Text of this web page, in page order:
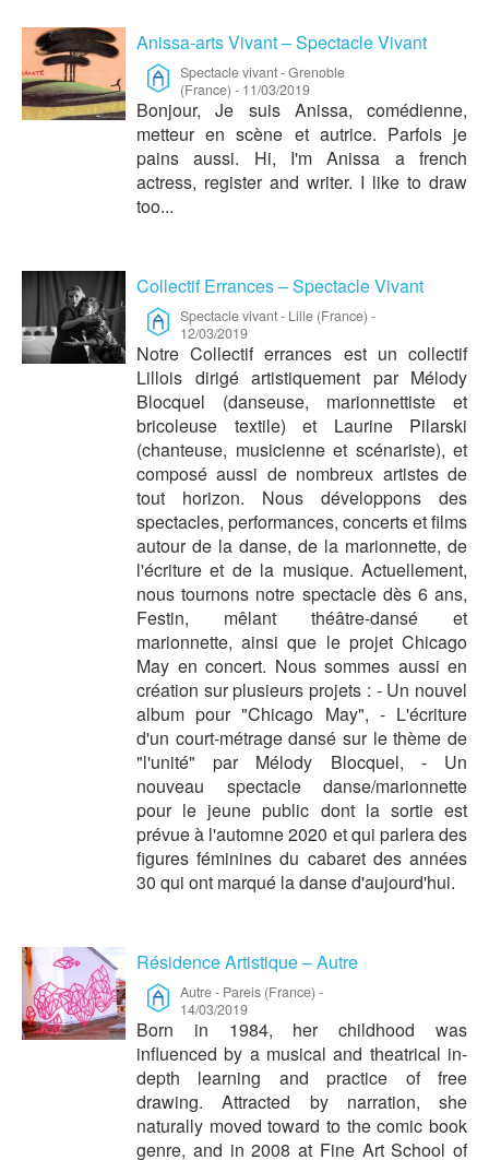
Anissa-arts Vivant – Spectacle Vivant
Spectacle vivant-Grenoble
(France) - 11/03/2019
Bonjour, Je suis Anissa, comédienne,
metteur en scène et autrice. Parfois je
pains aussi. Hi, I'm Anissa a french
actress, register and writer. I like to draw
too...
Collectif Errances – Spectacle Vivant
Spectacle vivant- Lille (France) -
12/03/2019
Notre Collectif errances est un collectif
Lillois dirigé artistiquement par Mélody
Blocquel (danseuse, marionnettiste et
bricoleuse textile) et Laurine Pilarski
(chanteuse, musicienne et scénariste), et
composé aussi de nombreux artistes de
tout horizon. Nous développons des
spectacles, performances, concerts et films
autour de la danse, de la marionnette, de
l'écriture et de la musique. Actuellement,
nous tournons notre spectacle dès 6 ans,
Festin, mêlant théâtre-dansé et
marionnette, ainsi que le projet Chicago
May en concert. Nous sommes aussi en
création sur plusieurs projets : - Un nouvel
album pour "Chicago May", - L'écriture
d'un court-métrage dansé sur le thème de
"l'unité" par Mélody Blocquel, - Un
nouveau spectacle danse/marionnette
pour le jeune public dont la sortie est
prévue à l'automne 2020 et qui parlera des
figures féminines du cabaret des années
30 qui ont marqué la danse d'aujourd'hui.
Résidence Artistique – Autre
Autre- Pareis (France) -
14/03/2019
Born in 1984, her childhood was
influenced by a musical and theatrical in-
depth learning and practice of free
drawing. Attracted by narration, she
naturally moved toward to the comic book
genre, and in 2008 at Fine Art School of